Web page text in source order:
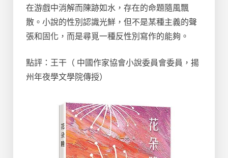
在游戲中消解而陳跡如水，存在的命題隨風飄
散。小說的性別認識光鮮，但不是某種主義的聲
張和固化，而是尋覓一種反性別寫作的能夠。
點評：王干（ 中國作家協會小說委員會委員，揚
州年夜學文學院傳授）